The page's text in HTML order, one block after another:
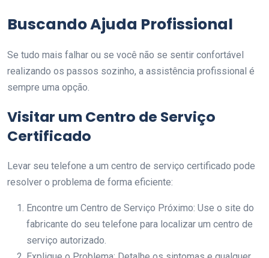
Buscando Ajuda Profissional
Se tudo mais falhar ou se você não se sentir confortável
realizando os passos sozinho, a assistência profissional é
sempre uma opção.
Visitar um Centro de Serviço
Certificado
Levar seu telefone a um centro de serviço certificado pode
resolver o problema de forma eficiente:
Encontre um Centro de Serviço Próximo: Use o site do
fabricante do seu telefone para localizar um centro de
serviço autorizado.